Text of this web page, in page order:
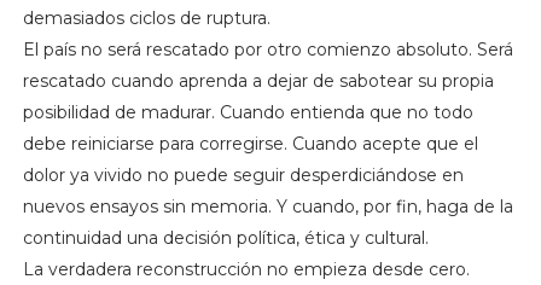
demasiados ciclos de ruptura.
El país no será rescatado por otro comienzo absoluto. Será
rescatado cuando aprenda a dejar de sabotear su propia
posibilidad de madurar. Cuando entienda que no todo
debe reiniciarse para corregirse. Cuando acepte que el
dolor ya vivido no puede seguir desperdiciándose en
nuevos ensayos sin memoria. Y cuando, por fin, haga de la
continuidad una decisión política, ética y cultural.
La verdadera reconstrucción no empieza desde cero.